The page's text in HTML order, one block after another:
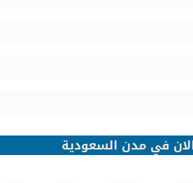
في مدن السعودية